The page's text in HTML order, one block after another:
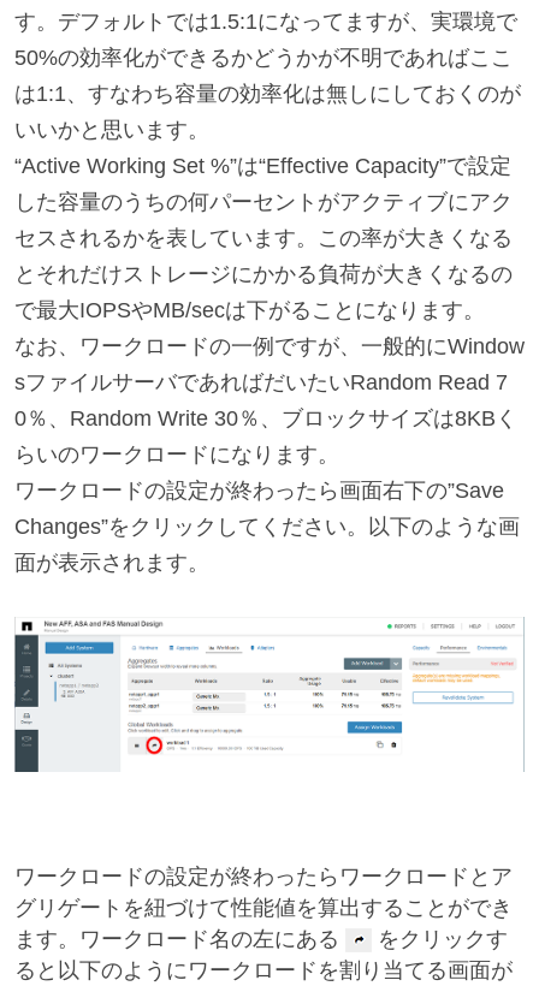
す。デフォルトでは1.5:1になってますが、実環境で
50%の効率化ができるかどうかが不明であればここ
は1:1、すなわち容量の効率化は無しにしておくのが
いいかと思います。
“Active Working Set %”は“Effective Capacity”で設定
した容量のうちの何パーセントがアクティブにアク
セスされるかを表しています。この率が大きくなる
とそれだけストレージにかかる負荷が大きくなるの
で最大IOPSやMB/secは下がることになります。
なお、ワークロードの一例ですが、一般的にWindow
sファイルサーバであればだいたいRandom Read 7
0％、Random Write 30％、ブロックサイズは8KBく
らいのワークロードになります。
ワークロードの設定が終わったら画面右下の”Save
Changes”をクリックしてください。以下のような画
面が表示されます。
ワークロードの設定が終わったらワークロードとア
グリゲートを紐づけて性能値を算出することができ
ます。ワークロード名の左にある
をクリックす
ると以下のようにワークロードを割り当てる画面が